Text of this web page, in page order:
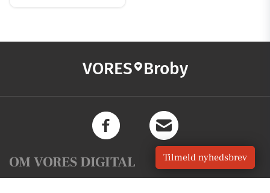
VORES Broby
OM VORES DIGITAL Tilmeld nyhedsbrev